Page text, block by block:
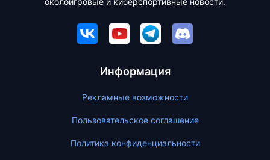
Информация
Рекламные возможности
Пользовательское соглашение
Политика конфиденциальности